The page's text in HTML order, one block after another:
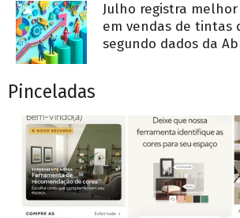
Julho registra
em vendas de tintas
segundo dados da
Pinceladas